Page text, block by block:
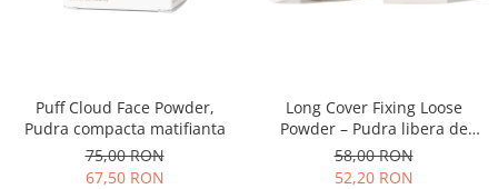
Puff Cloud Face Powder,
Pudra compacta matifianta
75,00 RON
67,50 RON
Long Cover Fixing Loose
Powder – Pudra libera de
fixare
58,00 RON
52,20 RON